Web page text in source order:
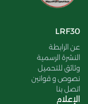
LRF30
عن الرابطة
النشرة الرسمية
وثائق للتحميل
نصوص و قوانين
اتصل بنا
الإعلام